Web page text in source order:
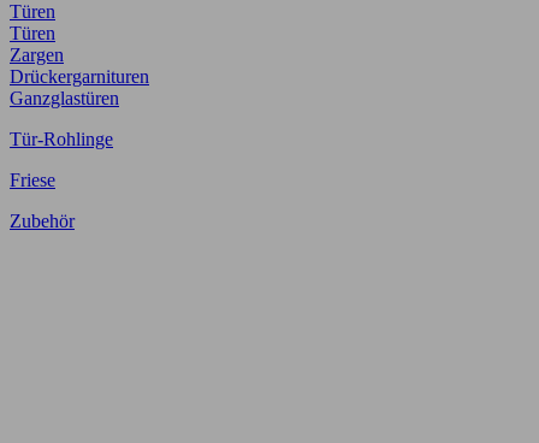
Türen
Türen
Zargen
Drückergarnituren
Ganzglastüren
Tür-Rohlinge
Friese
Zubehör